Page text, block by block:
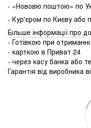
- «Нововю поштою» по
- Кур'єром по Києву або
Більше інформації про
- Готівкою при отриманні
- карткою в Приват 24
- через касу банка або
Гарантія від виробника